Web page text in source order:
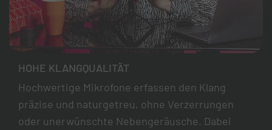
HOHE KLANGQUALITÄT
Hochwertige Mikrofone erfassen den Klang
präzise und naturgetreu, ohne Verzerrungen
oder unerwünschte Nebengeräusche. Dabei